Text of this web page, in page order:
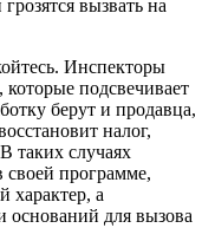
вызвать на
Инспекторы
подсвечивает
берут и продавца,
налог,
таких случаях
программе,
характер, а
оснований для вызова